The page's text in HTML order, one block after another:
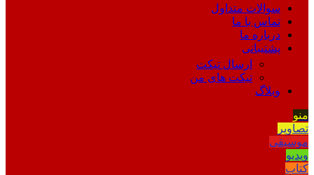
سوالات متداول
تماس با ما
درباره ما
پشتیبانی
ارسال تیکت
تیکت های من
وبلاگ
منو
تصاویر
موسیقی
ویدیو
کتاب